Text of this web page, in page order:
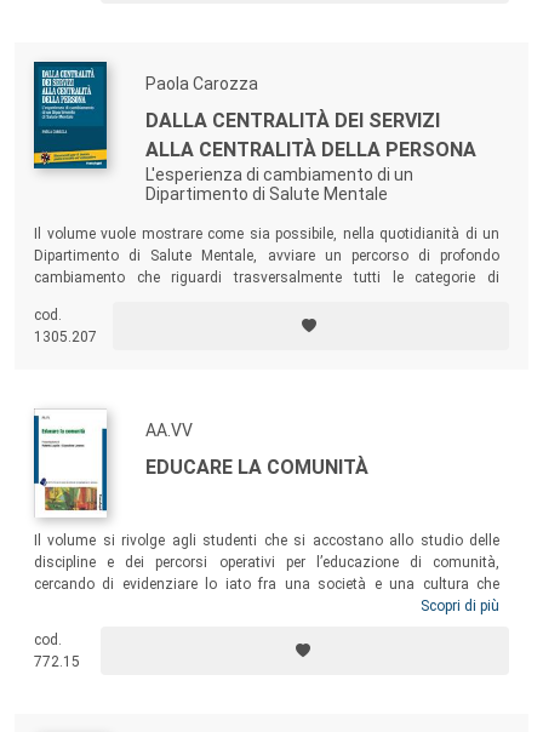
Paola Carozza
DALLA CENTRALITÀ DEI SERVIZI
ALLA CENTRALITÀ DELLA PERSONA
L'esperienza di cambiamento di un
Dipartimento di Salute Mentale
Il volume vuole mostrare come sia possibile, nella quotidianità di un
Dipartimento di Salute Mentale, avviare un percorso di profondo
cambiamento che riguardi trasversalmente tutti le categorie di
cod.
1305.207
AA.VV
EDUCARE LA COMUNITÀ
Il volume si rivolge agli studenti che si accostano allo studio delle
discipline e dei percorsi operativi per l’educazione di comunità,
cercando di evidenziare lo iato fra una società e una cultura che
guardano alla dimensione dell’innovazione scientifica e tecnologica, ai
comunità”, chi si faccia carico di accompagnarla e sostenerla nei
complessi processi di trasformazione.
Scopri di più
cod.
772.15